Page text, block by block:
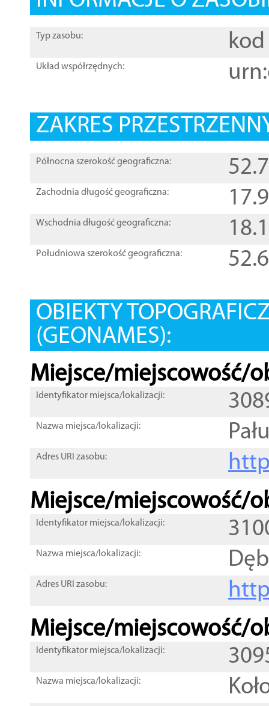
Typ zasobu: kod
Układ współrzędnych:
ZAKRES
Północna szerokość geograficzna:
Zachodnia długość geograficzna:
Wschodnia długość geograficzna:
Południowa szerokość geograficzna:
OBIEKTY
(GEONAMES):
Miejsce/miejscowość/
Identyfikator miejsca/lokalizacji:
Nazwa miejsca/lokalizacji:
Adres URI zasobu:
Miejsce/miejscowość/
Identyfikator miejsca/lokalizacji:
Nazwa miejsca/lokalizacji:
Adres URI zasobu:
Miejsce/miejscowość/
Identyfikator miejsca/lokalizacji:
Nazwa miejsca/lokalizacji: